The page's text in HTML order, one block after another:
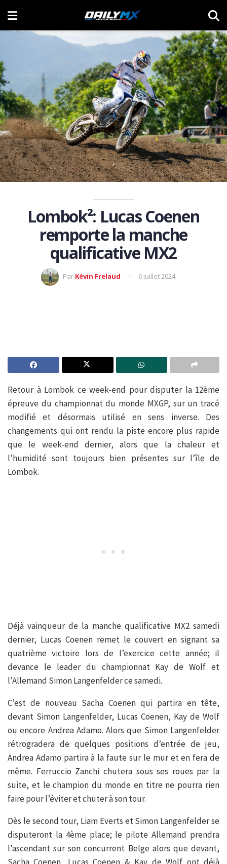
Lombok²: Lucas Coenen
remporte la manche
qualificative MX2
Par Kévin Frelaud 6 juillet 2024
Retour à Lombok ce week-end pour disputer la 12ème
épreuve du championnat du monde MXGP, sur un tracé
modifié et désormais utilisé en sens inverse. Des
changements qui ont rendu la piste encore plus rapide
que le week-end dernier, alors que la chaleur et
l’humidité sont toujours bien présentes sur l’île de
Lombok.
Déjà vainqueur de la manche qualificative MX2 samedi
dernier, Lucas Coenen remet le couvert en signant sa
quatrième victoire lors de l’exercice cette année; il
devance le leader du championnat Kay de Wolf et
l’Allemand Simon Langenfelder ce samedi.
C’est de nouveau Sacha Coenen qui partira en tête,
devant Simon Langenfelder, Lucas Coenen, Kay de Wolf
ou encore Andrea Adamo. Alors que Simon Langenfelder
rétrogradera de quelques positions d’entrée de jeu,
Andrea Adamo partira à la faute sur le mur et en fera de
même. Ferruccio Zanchi chutera sous ses roues par la
suite, et le champion du monde en titre ne pourra rien
faire pour l’éviter et chuter à son tour.
Dès le second tour, Liam Everts et Simon Langenfelder se
disputeront la 4ème place; le pilote Allemand prendra
l’ascendant sur son concurrent Belge alors que devant,